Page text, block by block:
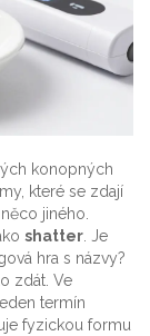
konopných
které se zdají
jiného.
shatter . Je
hra s názvy?
zdát. Ve
termín
fyzickou formu